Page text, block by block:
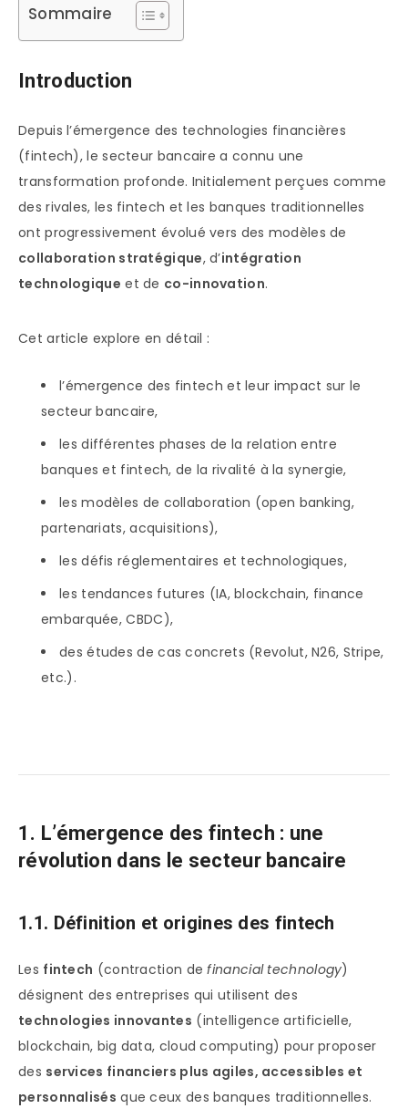
Sommaire
Introduction
Depuis l’émergence des technologies financières
(fintech), le secteur bancaire a connu une
transformation profonde. Initialement perçues comme
des rivales, les fintech et les banques traditionnelles
ont progressivement évolué vers des modèles de
collaboration stratégique, d’intégration
technologique et de co-innovation.
Cet article explore en détail :
l’émergence des fintech et leur impact sur le
secteur bancaire,
les différentes phases de la relation entre
banques et fintech, de la rivalité à la synergie,
les modèles de collaboration (open banking,
partenariats, acquisitions),
les défis réglementaires et technologiques,
les tendances futures (IA, blockchain, finance
embarquée, CBDC),
des études de cas concrets (Revolut, N26, Stripe,
etc.).
1. L’émergence des fintech : une
révolution dans le secteur bancaire
1.1. Définition et origines des fintech
Les fintech (contraction definancial technology)
désignent des entreprises qui utilisent des
technologies innovantes (intelligence artificielle,
blockchain, big data, cloud computing) pour proposer
des services financiers plus agiles, accessibles et
personnalisés que ceux des banques traditionnelles.